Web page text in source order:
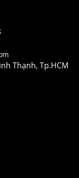
Thạnh, Tp.HCM